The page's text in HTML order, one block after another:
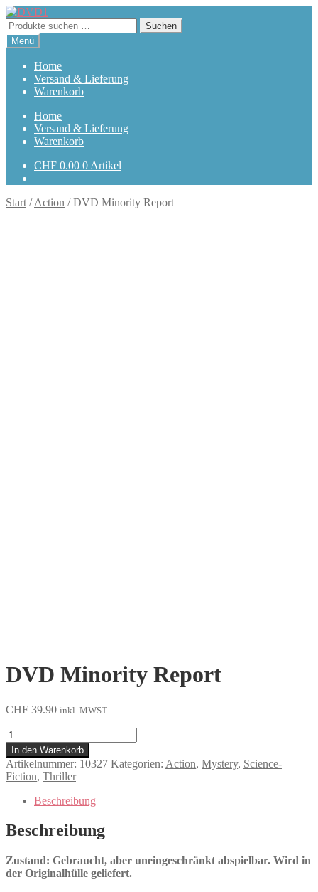
Zur
Navigation
springen
Zum
Inhalt
springen
Suchen
nach:
Suchen
Menü
Home
Versand & Lieferung
Warenkorb
Home
Versand & Lieferung
Warenkorb
CHF 0.00 0 Artikel
Start /Action /DVD Minority Report
DVD Minority Report
CHF 39.90 inkl. MWST
Minority
Report
Menge
In den Warenkorb
Artikelnummer: 10327 Kategorien: Action, Mystery, Science-
Fiction, Thriller
Beschreibung
Beschreibung
Zustand: Gebraucht, aber uneingeschränkt abspielbar. Wird in
der Originalhülle geliefert.